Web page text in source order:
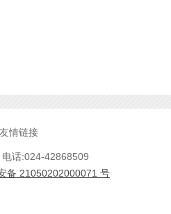
友情链接
话:024-42868509
备 21050202000071 号